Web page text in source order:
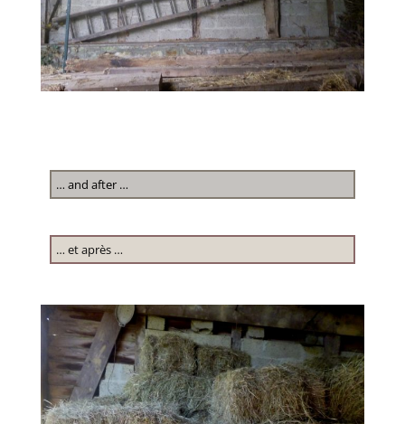
… and after …
… et après …